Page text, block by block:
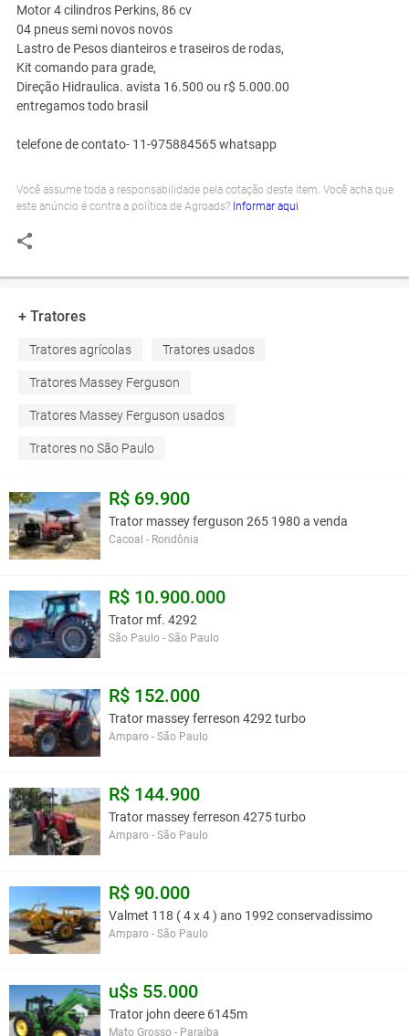
Motor 4 cilindros Perkins, 86 cv
04 pneus semi novos novos
Lastro de Pesos dianteiros e traseiros de rodas,
Kit comando para grade,
Direção Hidraulica. avista 16.500 ou r$ 5.000.00
entregamos todo brasil
telefone de contato- 11-975884565 whatsapp
Você assume toda a responsabilidade pela cotação deste item. Você acha que
este anúncio é contra a política de Agroads? Informar aqui
+ Tratores
Tratores agrícolas Tratores usados
Tratores Massey Ferguson
Tratores Massey Ferguson usados
Tratores no São Paulo
R$ 69.900
Trator massey ferguson 265 1980 a venda
Cacoal - Rondônia
R$ 10.900.000
Trator mf. 4292
São Paulo - São Paulo
R$ 152.000
Trator massey ferreson 4292 turbo
Amparo - São Paulo
R$ 144.900
Trator massey ferreson 4275 turbo
Amparo - São Paulo
R$ 90.000
Valmet 118 ( 4 x 4 ) ano 1992 conservadissimo
Amparo - São Paulo
u$s 55.000
Trator john deere 6145m
Mato Grosso - Paraíba